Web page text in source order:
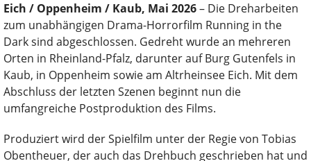
Eich / Oppenheim / Kaub, Mai 2026– Die Dreharbeiten
zum unabhängigen Drama-Horrorfilm Running in the
Dark sind abgeschlossen. Gedreht wurde an mehreren
Orten in Rheinland-Pfalz, darunter auf Burg Gutenfels in
Kaub, in Oppenheim sowie am Altrheinsee Eich. Mit dem
Abschluss der letzten Szenen beginnt nun die
umfangreiche Postproduktion des Films.
Produziert wird der Spielfilm unter der Regie von Tobias
Obentheuer, der auch das Drehbuch geschrieben hat und